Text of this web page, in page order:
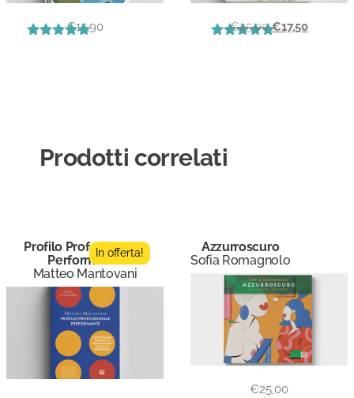
€15,90 €25,00 €17,50
Prodotti correlati
Profilo Professionale
Performante
Matteo Mantovani
In offerta!
Azzurroscuro
Sofia Romagnolo
€25,00